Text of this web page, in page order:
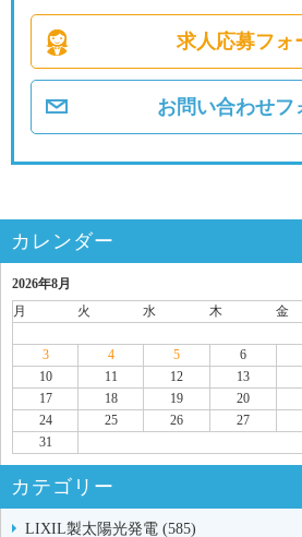
求人応募フォ
お問い合わせフ
カレンダー
2026年8月
月
火 水 木 金
3
4 5 6
10
11 12 13
17
18 19 20
24
25 26 27
31
カテゴリー
LIXIL製太陽光発電 (585)